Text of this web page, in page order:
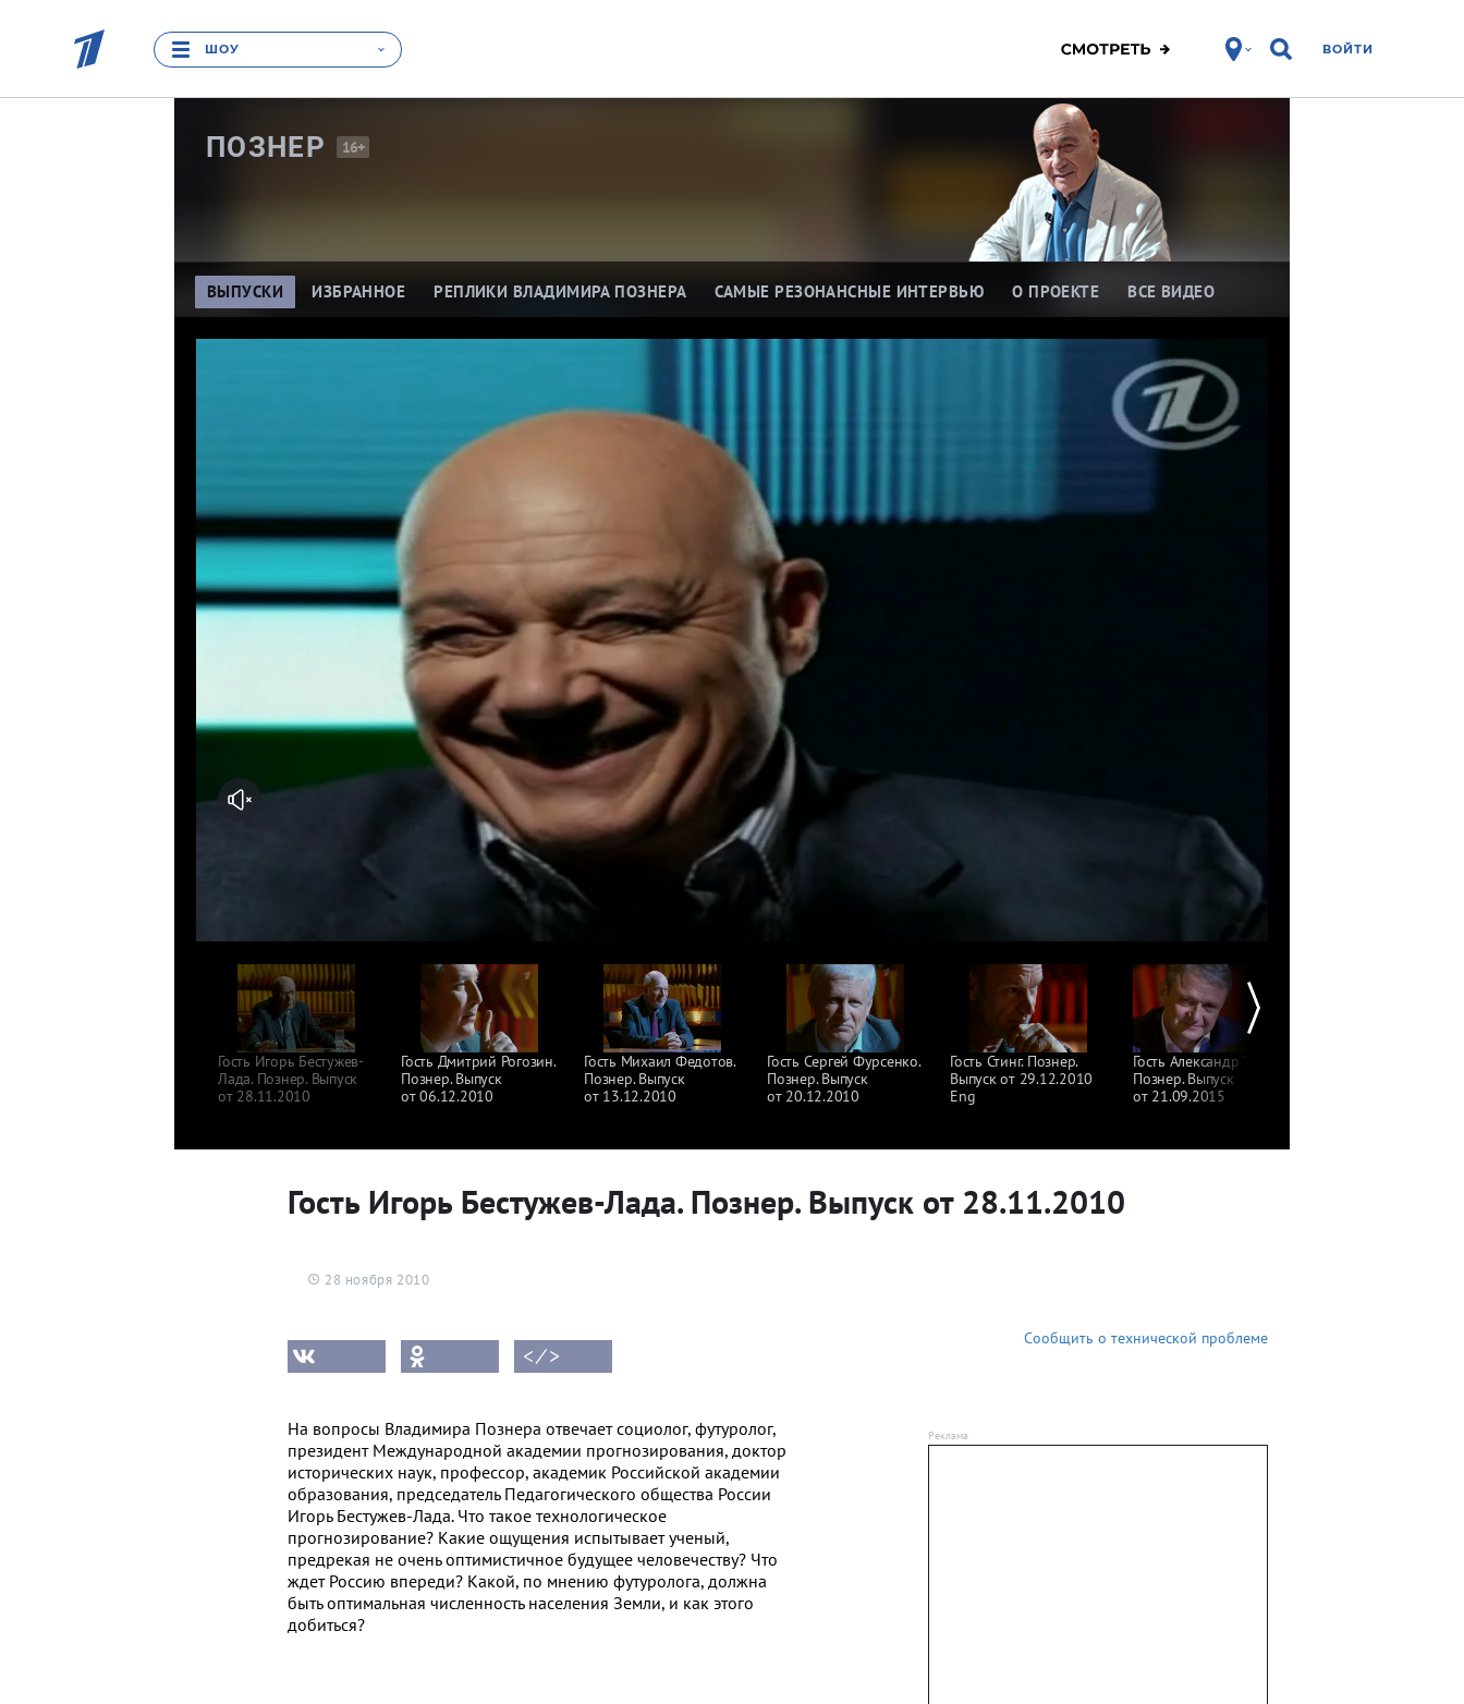
ШОУ ВОЙТИ
ПОЗНЕР 16+
ВЫПУСКИ ИЗБРАННОЕ РЕПЛИКИ ВЛАДИМИРА ПОЗНЕРА САМЫЕ РЕЗОНАНСНЫЕ ИНТЕРВЬЮ О ПРОЕКТЕ ВСЕ ВИДЕО
Гость Игорь Бестужев-
Лада. Познер. Выпуск
от 28.11.2010
Гость Дмитрий Рогозин.
Познер. Выпуск
от 06.12.2010
Гость Михаил Федотов.
Познер. Выпуск
от 13.12.2010
Гость Сергей Фурсенко.
Познер. Выпуск
от 20.12.2010
Гость Стинг. Познер.
Выпуск от 29.12.2010
Eng
Гость Александр Ткачев.
Познер. Выпуск
от 21.09.2015
Гость Игорь Бестужев-Лада. Познер. Выпуск от 28.11.2010
28 ноября 2010
< ⁄ >
Сообщить о технической проблеме
На вопросы Владимира Познера отвечает cоциолог, футуролог,
президент Международной академии прогнозирования, доктор
исторических наук, профессор, академик Российской академии
образования, председатель Педагогического общества России
Игорь Бестужев-Лада. Что такое технологическое
прогнозирование? Какие ощущения испытывает ученый,
предрекая не очень оптимистичное будущее человечеству? Что
ждет Россию впереди? Какой, по мнению футуролога, должна
быть оптимальная численность населения Земли, и как этого
добиться?